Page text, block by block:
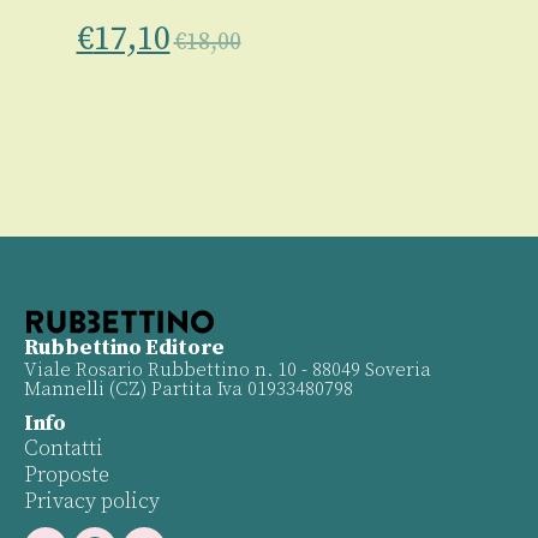
€17,10€18,00
Rubbettino Editore
Viale Rosario Rubbettino n. 10 - 88049 Soveria
Mannelli (CZ) Partita Iva 01933480798
Info
Contatti
Proposte
Privacy policy